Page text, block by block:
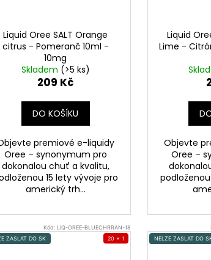
Liquid Oree SALT Orange
citrus - Pomeranč 10ml -
10mg
Skladem (>5 ks)
209 Kč
DO KOŠÍKU
premiové e-liquidy
Oree – synonymum pro
dokonalou chuť a kvalitu,
15 lety vývoje pro
americký trh...
Liquid
Lime -
Objevte
Oree –
Kód: LIQ-OREE-BLUECHRRAN-18
ZASLAT DO SK
20 + 1
NELZE ZASLAT DO